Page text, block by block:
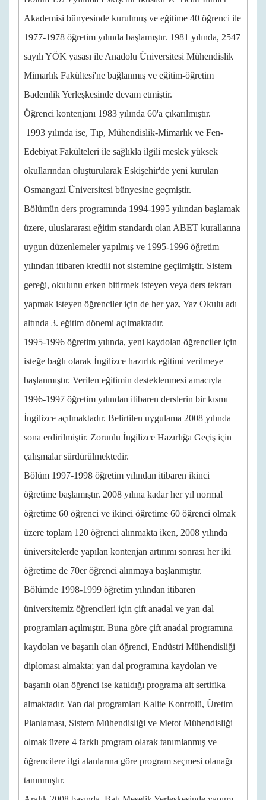
Akademisi bünyesinde kurulmuş ve eğitime 40 öğrenci ile
1977-1978 öğretim yılında başlamıştır. 1981 yılında, 2547
sayılı YÖK yasası ile Anadolu Üniversitesi Mühendislik
Mimarlık Fakültesi'ne bağlanmış ve eğitim-öğretim
Bademlik Yerleşkesinde devam etmiştir.
Öğrenci kontenjanı 1983 yılında 60'a çıkarılmıştır.
1993 yılında ise, Tıp, Mühendislik-Mimarlık ve Fen-
Edebiyat Fakülteleri ile sağlıkla ilgili meslek yüksek
okullarından oluşturularak Eskişehir'de yeni kurulan
Osmangazi Üniversitesi bünyesine geçmiştir.
Bölümün ders programında 1994-1995 yılından başlamak
üzere, uluslararası eğitim standardı olan ABET kurallarına
uygun düzenlemeler yapılmış ve 1995-1996 öğretim
yılından itibaren kredili not sistemine geçilmiştir. Sistem
gereği, okulunu erken bitirmek isteyen veya ders tekrarı
yapmak isteyen öğrenciler için de her yaz, Yaz Okulu adı
altında 3. eğitim dönemi açılmaktadır.
1995-1996 öğretim yılında, yeni kaydolan öğrenciler için
isteğe bağlı olarak İngilizce hazırlık eğitimi verilmeye
başlanmıştır. Verilen eğitimin desteklenmesi amacıyla
1996-1997 öğretim yılından itibaren derslerin bir kısmı
İngilizce açılmaktadır. Belirtilen uygulama 2008 yılında
sona erdirilmiştir. Zorunlu İngilizce Hazırlığa Geçiş için
çalışmalar sürdürülmektedir.
Bölüm 1997-1998 öğretim yılından itibaren ikinci
öğretime başlamıştır. 2008 yılına kadar her yıl normal
öğretime 60 öğrenci ve ikinci öğretime 60 öğrenci olmak
üzere toplam 120 öğrenci alınmakta iken, 2008 yılında
üniversitelerde yapılan kontenjan artırımı sonrası her iki
öğretime de 70er öğrenci alınmaya başlanmıştır.
Bölümde 1998-1999 öğretim yılından itibaren
üniversitemiz öğrencileri için çift anadal ve yan dal
programları açılmıştır. Buna göre çift anadal programına
kaydolan ve başarılı olan öğrenci, Endüstri Mühendisliği
diploması almakta; yan dal programına kaydolan ve
başarılı olan öğrenci ise katıldığı programa ait sertifika
almaktadır. Yan dal programları Kalite Kontrolü, Üretim
Planlaması, Sistem Mühendisliği ve Metot Mühendisliği
olmak üzere 4 farklı program olarak tanımlanmış ve
öğrencilere ilgi alanlarına göre program seçmesi olanağı
tanınmıştır.